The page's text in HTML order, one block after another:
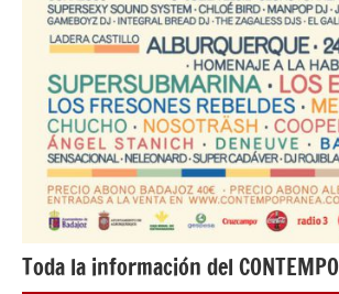
Toda la información del